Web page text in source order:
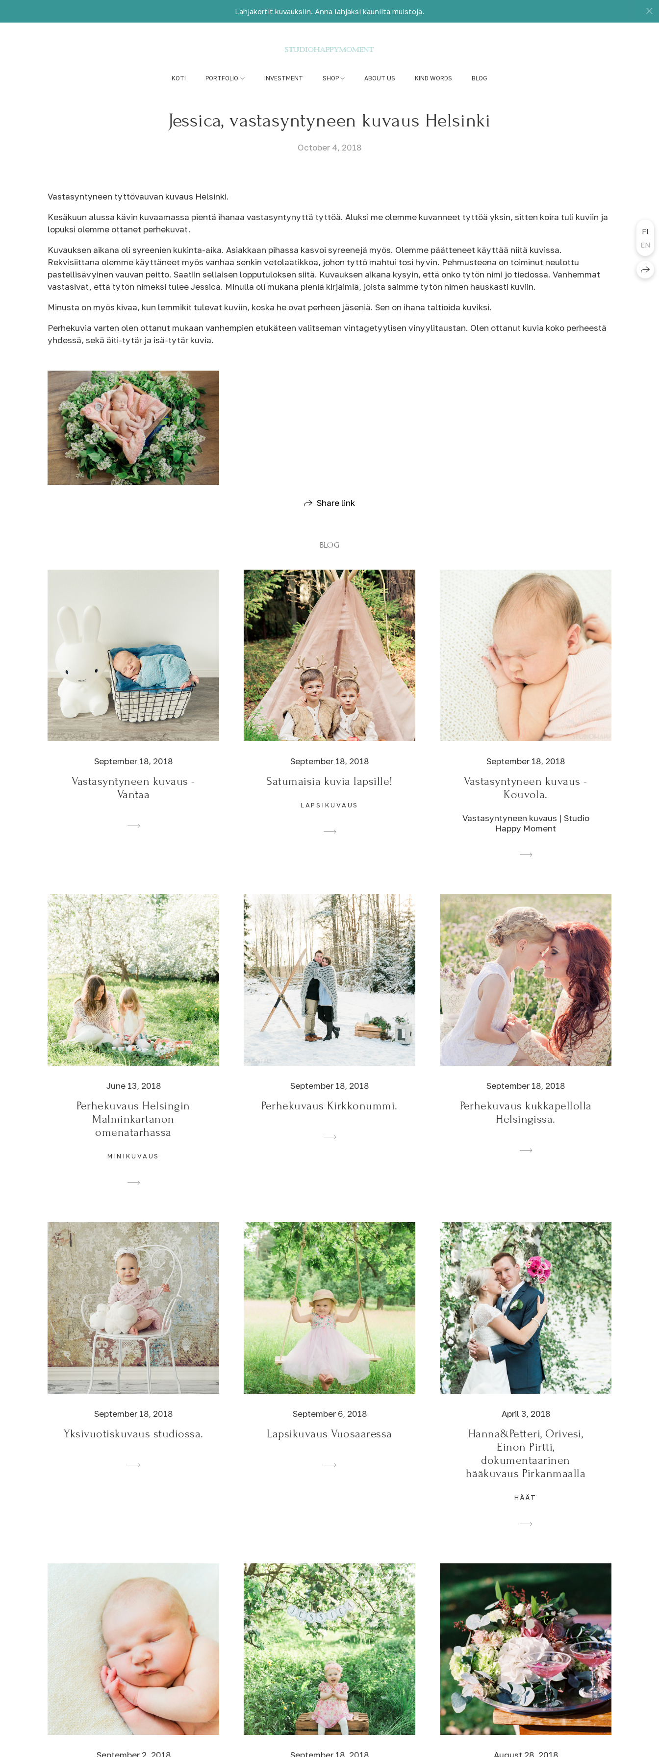
KOTI PORTFOLIO INVESTMENT SHOP ABOUT US KIND WORDS BLOG
Jessica, vastasyntyneen kuvaus Helsinki
October 4, 2018
Vastasyntyneen tyttövauvan kuvaus Helsinki.
Kesäkuun alussa kävin kuvaamassa pientä ihanaa vastasyntynyttä tyttöä. Aluksi me olemme kuvanneet tyttöä yksin, sitten koira tuli kuviin ja
lopuksi olemme ottanet perhekuvat.
Kuvauksen aikana oli syreenien kukinta-aika. Asiakkaan pihassa kasvoi syreenejä myös. Olemme päätteneet käyttää niitä kuvissa.
Rekvisiittana olemme käyttäneet myös vanhaa senkin vetolaatikkoa, johon tyttö mahtui tosi hyvin. Pehmusteena on toiminut neulottu
pastellisävyinen vauvan peitto. Saatiin sellaisen lopputuloksen siitä. Kuvauksen aikana kysyin, että onko tytön nimi jo tiedossa. Vanhemmat
vastasivat, että tytön nimeksi tulee Jessica. Minulla oli mukana pieniä kirjaimiä, joista saimme tytön nimen hauskasti kuviin.
Minusta on myös kivaa, kun lemmikit tulevat kuviin, koska he ovat perheen jäseniä. Sen on ihana taltioida kuviksi.
Perhekuvia varten olen ottanut mukaan vanhempien etukäteen valitseman vintagetyylisen vinyylitaustan. Olen ottanut kuvia koko perheestä
yhdessä, sekä äiti-tytär ja isä-tytär kuvia.
Share link
BLOG
September 18, 2018
Vastasyntyneen kuvaus -
Vantaa
September 18, 2018
Satumaisia kuvia lapsille!
LAPSIKUVAUS
September 18, 2018
Vastasyntyneen kuvaus -
Kouvola.
Vastasyntyneen kuvaus | Studio
Happy Moment
June 13, 2018
Perhekuvaus Helsingin
Malminkartanon
omenatarhassa
MINIKUVAUS
September 18, 2018
Perhekuvaus Kirkkonummi.
September 18, 2018
Perhekuvaus kukkapellolla
Helsingissä.
September 18, 2018
Yksivuotiskuvaus studiossa.
September 6, 2018
Lapsikuvaus Vuosaaressa
April 3, 2018
Hanna&Petteri, Orivesi,
Einon Pirtti,
dokumentaarinen
hääkuvaus Pirkanmaalla
HÄÄT
September 2, 2018 September 18, 2018 August 28, 2018
FI
EN
Lahjakortit kuvauksiin. Anna lahjaksi kauniita muistoja.